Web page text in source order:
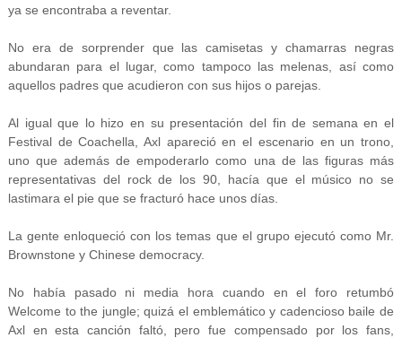
ya se encontraba a reventar.
No era de sorprender que las camisetas y chamarras negras
abundaran para el lugar, como tampoco las melenas, así como
aquellos padres que acudieron con sus hijos o parejas.
Al igual que lo hizo en su presentación del fin de semana en el
Festival de Coachella, Axl apareció en el escenario en un trono,
uno que además de empoderarlo como una de las figuras más
representativas del rock de los 90, hacía que el músico no se
lastimara el pie que se fracturó hace unos días.
La gente enloqueció con los temas que el grupo ejecutó como Mr.
Brownstone y Chinese democracy.
No había pasado ni media hora cuando en el foro retumbó
Welcome to the jungle; quizá el emblemático y cadencioso baile de
Axl en esta canción faltó, pero fue compensado por los fans,